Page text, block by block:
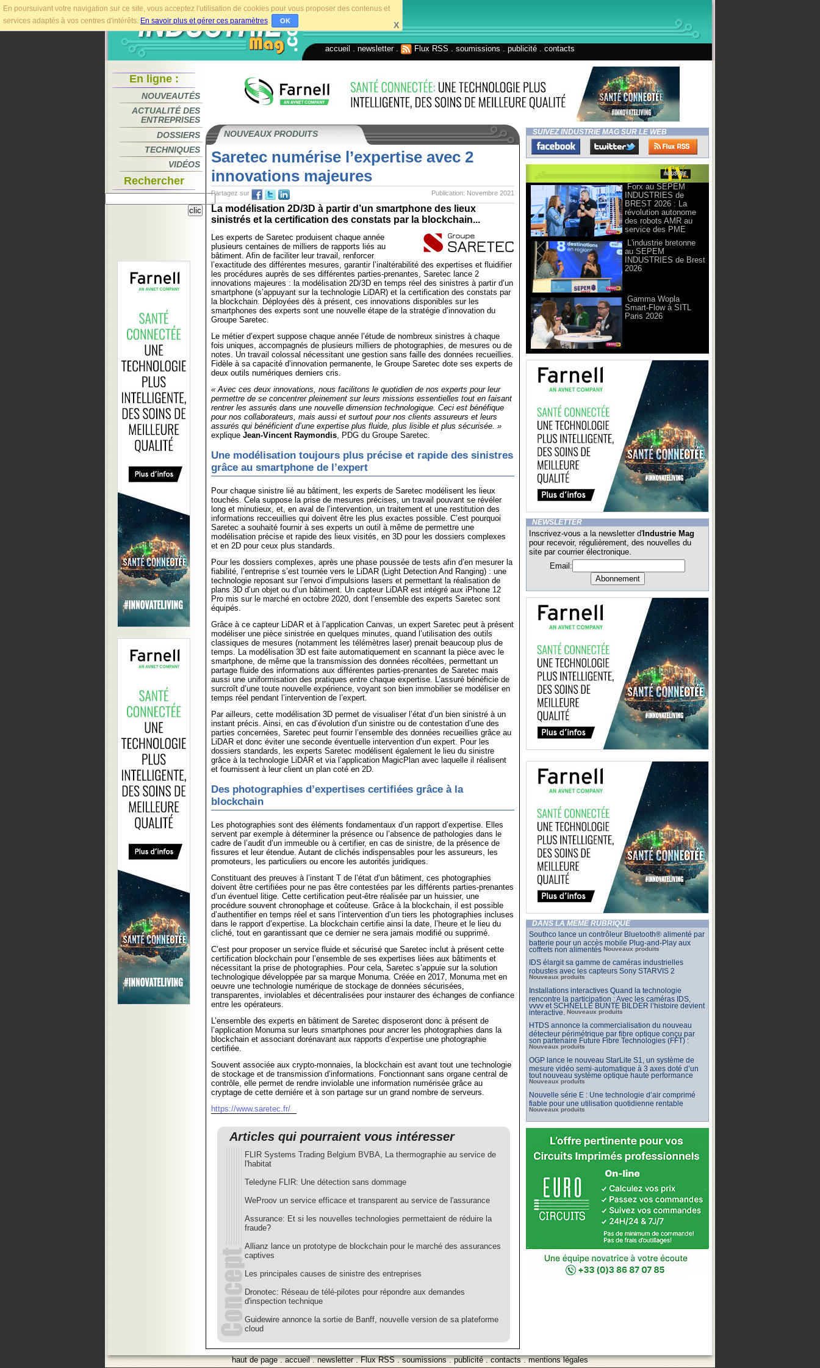
En poursuivant votre navigation sur ce site, vous acceptez l'utilisation de cookies pour vous proposer des contenus et
services adaptés à vos centres d'intérêts. En savoir plus et gérer ces paramètres. OK X
accueil newsletter. Flux RSS soumissions publicité contacts
En ligne :
NOUVEAUTÉS
ACTUALITÉ DES
ENTREPRISES
DOSSIERS
TECHNIQUES
VIDÉOS
Rechercher
NOUVEAUX PRODUITS
Saretec numérise l’expertise avec 2
innovations majeures
Publication: Novembre 2021
Partagez sur
La modélisation 2D/3D à partir d’un smartphone des lieux
sinistrés et la certification des constats par la blockchain...
Les experts de Saretec produisent chaque année
plusieurs centaines de milliers de rapports liés au
bâtiment. Afin de faciliter leur travail, renforcer
l’exactitude des différentes mesures, garantir l’inaltérabilité des expertises et fluidifier
les procédures auprès de ses différentes parties-prenantes, Saretec lance 2
innovations majeures : la modélisation 2D/3D en temps réel des sinistres à partir d’un
smartphone (s’appuyant sur la technologie LiDAR) et la certification des constats par
la blockchain. Déployées dès à présent, ces innovations disponibles sur les
smartphones des experts sont une nouvelle étape de la stratégie d’innovation du
Groupe Saretec.
Le métier d’expert suppose chaque année l’étude de nombreux sinistres à chaque
fois uniques, accompagnés de plusieurs milliers de photographies, de mesures ou de
notes. Un travail colossal nécessitant une gestion sans faille des données recueillies.
Fidèle à sa capacité d’innovation permanente, le Groupe Saretec dote ses experts de
deux outils numériques derniers cris.
« Avec ces deux innovations, nous facilitons le quotidien de nos experts pour leur
permettre de se concentrer pleinement sur leurs missions essentielles tout en faisant
rentrer les assurés dans une nouvelle dimension technologique. Ceci est bénéfique
pour nos collaborateurs, mais aussi et surtout pour nos clients assureurs et leurs
assurés qui bénéficient d’une expertise plus fluide, plus lisible et plus sécurisée. »
explique Jean-Vincent Raymondis, PDG du Groupe Saretec.
Une modélisation toujours plus précise et rapide des sinistres
grâce au smartphone de l’expert
Pour chaque sinistre lié au bâtiment, les experts de Saretec modélisent les lieux
touchés. Cela suppose la prise de mesures précises, un travail pouvant se révéler
long et minutieux, et, en aval de l’intervention, un traitement et une restitution des
informations recceuillies qui doivent être les plus exactes possible. C’est pourquoi
Saretec a souhaité fournir à ses experts un outil à même de permettre une
modélisation précise et rapide des lieux visités, en 3D pour les dossiers complexes
et en 2D pour ceux plus standards.
Pour les dossiers complexes, après une phase poussée de tests afin d’en mesurer la
fiabilité, l’entreprise s’est tournée vers le LiDAR (Light Detection And Ranging) : une
technologie reposant sur l’envoi d’impulsions lasers et permettant la réalisation de
plans 3D d’un objet ou d’un bâtiment. Un capteur LiDAR est intégré aux iPhone 12
Pro mis sur le marché en octobre 2020, dont l’ensemble des experts Saretec sont
équipés.
Grâce à ce capteur LiDAR et à l’application Canvas, un expert Saretec peut à présent
modéliser une pièce sinistrée en quelques minutes, quand l’utilisation des outils
classiques de mesures (notamment les télémètres laser) prenait beaucoup plus de
temps. La modélisation 3D est faite automatiquement en scannant la pièce avec le
smartphone, de même que la transmission des données récoltées, permettant un
partage fluide des informations aux différentes parties-prenantes de Saretec mais
aussi une uniformisation des pratiques entre chaque expertise. L’assuré bénéficie de
surcroît d’une toute nouvelle expérience, voyant son bien immobilier se modéliser en
temps réel pendant l’intervention de l’expert.
Par ailleurs, cette modélisation 3D permet de visualiser l’état d’un bien sinistré à un
instant précis. Ainsi, en cas d’évolution d’un sinistre ou de contestation d’une des
parties concernées, Saretec peut fournir l’ensemble des données recueillies grâce au
LiDAR et donc éviter une seconde éventuelle intervention d’un expert. Pour les
dossiers standards, les experts Saretec modélisent également le lieu du sinistre
grâce à la technologie LiDAR et via l’application MagicPlan avec laquelle il réalisent
et fournissent à leur client un plan coté en 2D.
Des photographies d’expertises certifiées grâce à la
blockchain
Les photographies sont des éléments fondamentaux d’un rapport d’expertise. Elles
servent par exemple à déterminer la présence ou l’absence de pathologies dans le
cadre de l’audit d’un immeuble ou à certifier, en cas de sinistre, de la présence de
fissures et leur étendue. Autant de clichés indispensables pour les assureurs, les
promoteurs, les particuliers ou encore les autorités juridiques.
Constituant des preuves à l’instant T de l’état d’un bâtiment, ces photographies
doivent être certifiées pour ne pas être contestées par les différents parties-prenantes
d’un éventuel litige. Cette certification peut-être réalisée par un huissier, une
procédure souvent chronophage et coûteuse. Grâce à la blockchain, il est possible
d’authentifier en temps réel et sans l’intervention d’un tiers les photographies incluses
dans le rapport d’expertise. La blockchain certifie ainsi la date, l’heure et le lieu du
cliché, tout en garantissant que ce dernier ne sera jamais modifié ou supprimé.
C’est pour proposer un service fluide et sécurisé que Saretec inclut à présent cette
certification blockchain pour l’ensemble de ses expertises liées aux bâtiments et
nécessitant la prise de photographies. Pour cela, Saretec s’appuie sur la solution
technologique développée par sa marque Monuma. Créée en 2017, Monuma met en
oeuvre une technologie numérique de stockage de données sécurisées,
transparentes, inviolables et décentralisées pour instaurer des échanges de confiance
entre les opérateurs.
L’ensemble des experts en bâtiment de Saretec disposeront donc à présent de
l’application Monuma sur leurs smartphones pour ancrer les photographies dans la
blockchain et associant dorénavant aux rapports d’expertise une photographie
certifiée.
Souvent associée aux crypto-monnaies, la blockchain est avant tout une technologie
de stockage et de transmission d’informations. Fonctionnant sans organe central de
contrôle, elle permet de rendre inviolable une information numérisée grâce au
cryptage de cette derniére et à son partage sur un grand nombre de serveurs.
https://www.saretec.fr/
Articles qui pourraient vous intéresser
FLIR Systems Trading Belgium BVBA, La thermographie au service de
l'habitat
Teledyne FLIR: Une détection sans dommage
WeProov un service efficace et transparent au service de l'assurance
Assurance: Et si les nouvelles technologies permettaient de réduire la
fraude?
Allianz lance un prototype de blockchain pour le marché des assurances
captives
Les principales causes de sinistre des entreprises
Dronotec: Réseau de télé-pilotes pour répondre aux demandes
d'inspection technique
Guidewire annonce la sortie de Banff, nouvelle version de sa plateforme
cloud
SUIVEZ INDUSTRIE MAG SUR LE WEB
Forx au SEPEM
INDUSTRIES de
BREST 2026 : La
révolution autonome
des robots AMR au
service des PME
L'industrie bretonne
au SEPEM
INDUSTRIES de Brest
2026
Gamma Wopla
Smart-Flow à SITL
Paris 2026
NEWSLETTER
Inscrivez-vous a la newsletter d' Industrie Mag
pour recevoir, régulièrement, des nouvelles du
site par courrier électronique.
Email:
DANS LA MÊME RUBRIQUE
Southco lance un contrôleur Bluetooth® alimenté par
batterie pour un accès mobile Plug-and-Play aux
coffrets non alimentés Nouveaux produits
IDS élargit sa gamme de caméras industrielles
robustes avec les capteurs Sony STARVIS 2
Nouveaux produits
Installations interactives Quand la technologie
rencontre la participation : Avec les caméras IDS,
vvvv et SCHNELLE BUNTE BILDER l’histoire devient
interactive.
Nouveaux produits
HTDS annonce la commercialisation du nouveau
détecteur périmétrique par fibre optique conçu par
son partenaire Future Fibre Technologies (FFT) :
Nouveaux produits
OGP lance le nouveau StarLite S1, un système de
mesure vidéo semi-automatique à 3 axes doté d’un
tout nouveau système optique haute performance
Nouveaux produits
Nouvelle série E : Une technologie d’air comprimé
fiable pour une utilisation quotidienne rentable
Nouveaux produits
haut de page.accueil.newsletter.Flux RSS.soumissions.publicité.contacts.mentions légales